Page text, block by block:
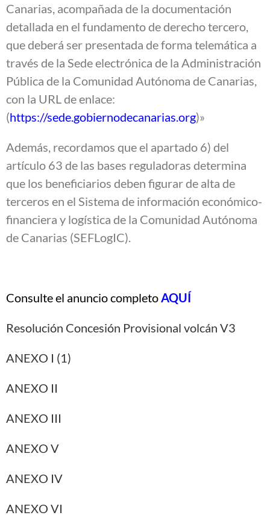
Canarias, acompañada de la documentación
detallada en el fundamento de derecho tercero,
que deberá ser presentada de forma telemática a
través de la Sede electrónica de la Administración
Pública de la Comunidad Autónoma de Canarias,
con la URL de enlace:
(https://sede.gobiernodecanarias.org)»
Además, recordamos que el apartado 6) del
artículo 63 de las bases reguladoras determina
que los beneficiarios deben figurar de alta de
terceros en el Sistema de información económico-
financiera y logística de la Comunidad Autónoma
de Canarias (SEFLogIC).
Consulte el anuncio completo AQUÍ
Resolución Concesión Provisional volcán V3
ANEXO I (1)
ANEXO II
ANEXO III
ANEXO V
ANEXO IV
ANEXO VI